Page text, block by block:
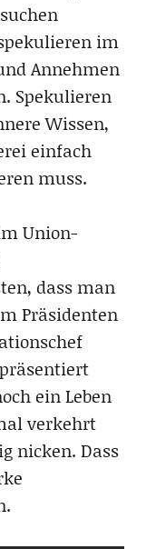
im
Annehmen
Spekulieren
Wissen,
einfach
muss.
Union-
dass man
Präsidenten
ein Leben
verkehrt
nicken. Dass